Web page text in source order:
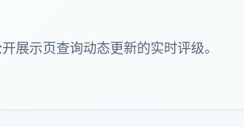
展示页查询动态更新的实时评级。